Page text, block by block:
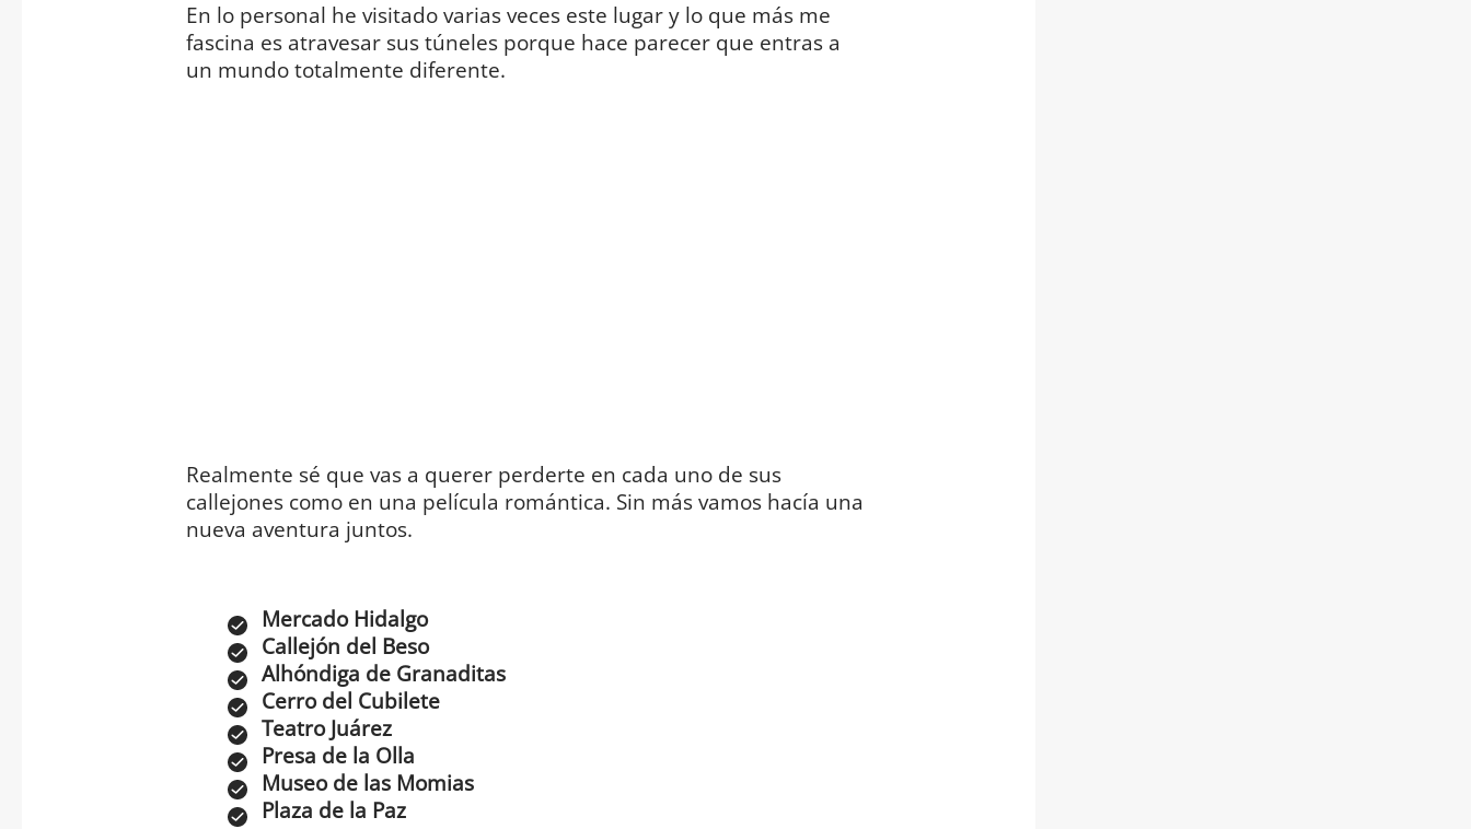
En lo personal he visitado varias veces este lugar y lo que más me
fascina es atravesar sus túneles porque hace parecer que entras a
un mundo totalmente diferente.
Realmente sé que vas a querer perderte en cada uno de sus
callejones como en una película romántica. Sin más vamos hacía una
nueva aventura juntos.
Mercado Hidalgo
Callejón del Beso
Alhóndiga de Granaditas
Cerro del Cubilete
Teatro Juárez
Presa de la Olla
Museo de las Momias
Plaza de la Paz